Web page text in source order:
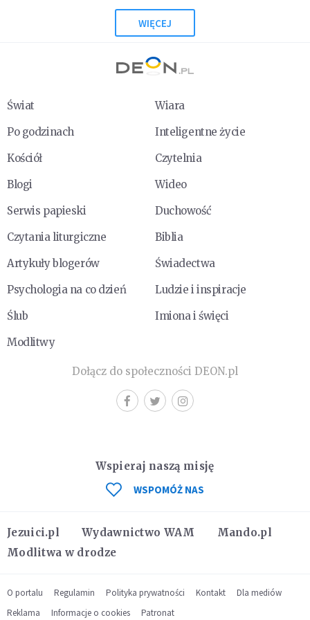
WIĘCEJ
Świat
Wiara
Po godzinach
Inteligentne życie
Kościół
Czytelnia
Blogi
Wideo
Serwis papieski
Duchowość
Czytania liturgiczne
Biblia
Artykuły blogerów
Świadectwa
Psychologia na co dzień
Ludzie i inspiracje
Ślub
Imiona i święci
Modlitwy
Dołącz do społeczności DEON.pl
Jezuici.pl Wydawnictwo WAM
Mando.pl
Modlitwa w drodze
Wspieraj naszą misję
WSPOMÓŻ NAS
O portalu Regulamin Polityka prywatności Kontakt
Dla mediów
Reklama
Informacje o cookies Patronat